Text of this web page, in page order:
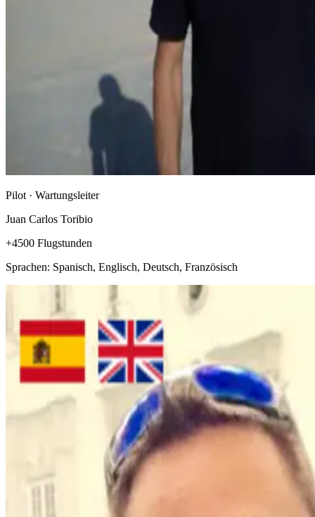
Pilot · Wartungsleiter
Juan Carlos Toribio
+4500 Flugstunden
Sprachen: Spanisch, Englisch, Deutsch, Französisch